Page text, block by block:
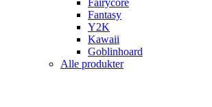
Fairycore
Fantasy
Y2K
Kawaii
Goblinhoard
Alle produkter